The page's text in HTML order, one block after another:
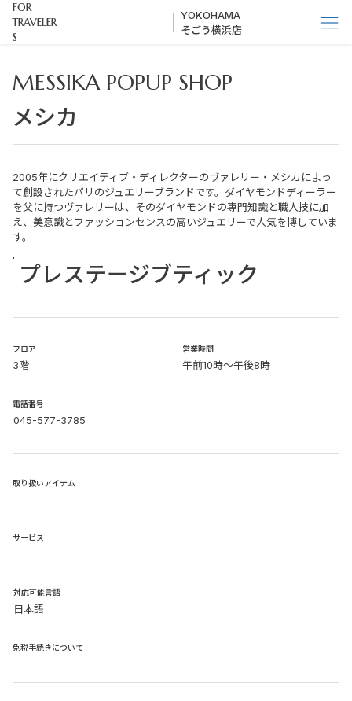
FOR
TRAVELER
S
YOKOHAMA
そごう横浜店
MESSIKA POPUP SHOP
メシカ
プレステージブティック
2005年にクリエイティブ・ディレクターのヴァレリー・メシカによっ
て創設されたパリのジュエリーブランドです。ダイヤモンドディーラー
を父に持つヴァレリーは、そのダイヤモンドの専門知識と職人技に加
え、美意識とファッションセンスの高いジュエリーで人気を博していま
す。
​フロア
3階
電話番号
045-577-3785
営業時間
午前10時～午後8時
取り扱いアイテム
サービス
​対応可能言語
日本語
免税手続きについて